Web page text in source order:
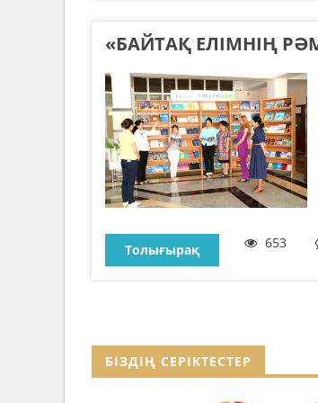
«БАЙТАҚ ЕЛІМНІҢ
Толығырақ 653
БІЗДІҢ СЕРІКТЕСТЕР